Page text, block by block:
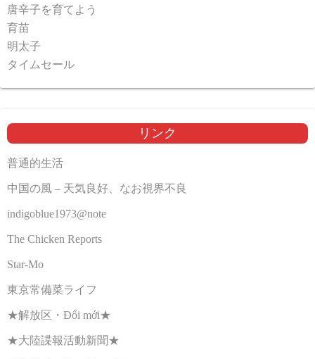
唐辛子を育てよう
育苗
明太子
タイムセール
リンク
普通的生活
中国の風 – 天気良好、なお視界不良
indigoblue1973@note
The Chicken Reports
Star-Mo
東京常備菜ライフ
★解放区・Đổi mới★
★大陸諜報活動新聞★